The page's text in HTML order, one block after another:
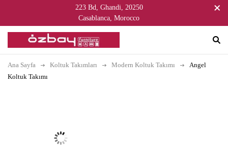
223 Bd, Ghandi, 20250
Casablanca, Morocco
Ana Sayfa Koltuk Takımları Modern Koltuk Takımı
Angel
Koltuk Takımı